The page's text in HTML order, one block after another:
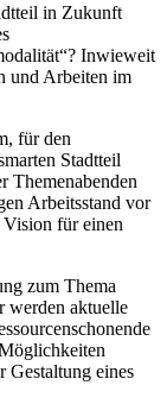
in Zukunft
Inwieweit
und Arbeiten im
für den
Stadtteil
Themenabenden
Arbeitsstand vor
für einen
zum Thema
werden aktuelle
Gestaltung eines